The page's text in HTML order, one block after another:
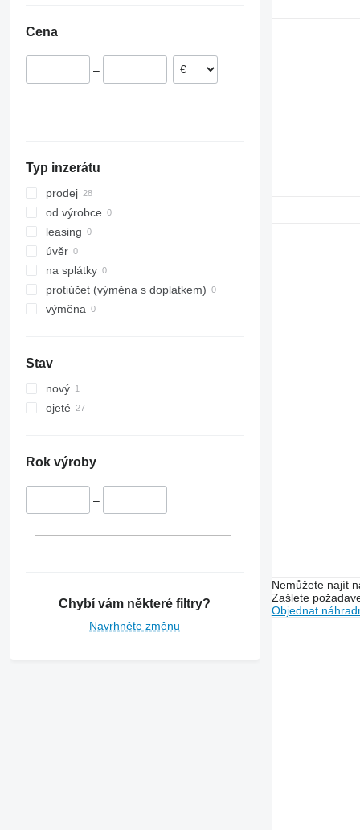
6410
6920
7600
7700
7800
7820
7830
8130
8200
8320
8345 R
8430
9630
T-series
Wrocław
Tarnowskie Góry
Itálie
Řecko
Cena
–
Typ inzerátu
prodej
od výrobce
leasing
úvěr
na splátky
protiúčet (výměna s doplatkem)
výměna
Stav
nový
ojeté
Rok výroby
–
Chybí vám některé filtry?
Navrhněte změnu
Nemůžete najít
Zašlete
Objednat